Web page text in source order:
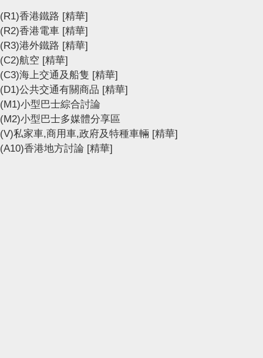
(R1)香港鐵路 [精華]
(R2)香港電車 [精華]
(R3)港外鐵路 [精華]
(C2)航空 [精華]
(C3)海上交通及船隻 [精華]
(D1)公共交通有關商品 [精華]
(M1)小型巴士綜合討論
(M2)小型巴士多媒體分享區
(V)私家車,商用車,政府及特種車輛 [精華]
(A10)香港地方討論 [精華]